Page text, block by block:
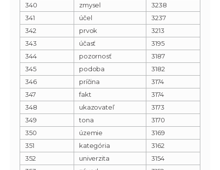
340
zmysel
3238
341
účel
3237
342
prvok
3213
343
účasť
3195
344
pozornosť
3187
345
podoba
3182
346
príčina
3174
347
fakt
3174
348
ukazovateľ
3173
349
tona
3170
350
územie
3169
351
kategória
3162
352
univerzita
3154